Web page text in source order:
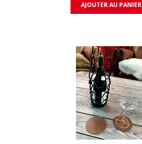
AJOUTER AU PANIER